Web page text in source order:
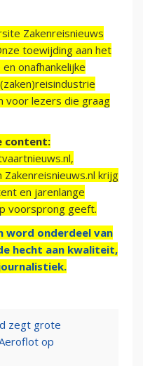
Zakenreisnieuws
toewijding aan het
onafhankelijke
voor lezers die graag
content:
krijg
en jarenlange
voorsprong geeft.
word onderdeel van
hecht aan kwaliteit,
zegt grote
op